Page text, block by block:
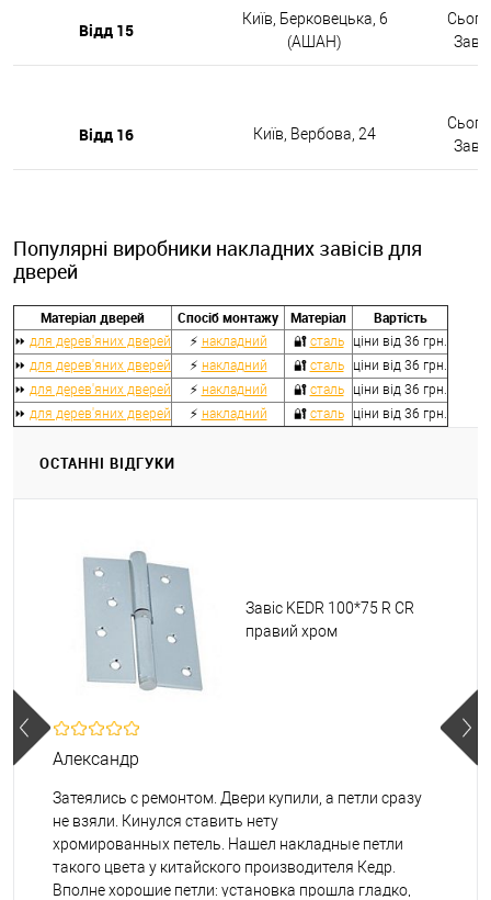
Відд 15
Київ, Берковецька, 6
(АШАН)
Відд 16 Київ, Вербова, 24
Популярні виробники накладних завісів для
дверей
Матеріал дверей Спосіб монтажу Матеріал Вартість
⏩ для дерев'яних дверей ⚡ накладний 🔐 сталь ціни від 36 грн.
⏩ для дерев'яних дверей ⚡ накладний 🔐 сталь ціни від 36 грн.
⏩ для дерев'яних дверей ⚡ накладний 🔐 сталь ціни від 36 грн.
⏩ для дерев'яних дверей ⚡ накладний 🔐 сталь ціни від 36 грн.
ОСТАННІ ВІДГУКИ
Завіс KEDR 100*75 R CR
правий хром
Александр
Затеялись с ремонтом. Двери купили, а петли сразу
не взяли. Кинулся ставить нету
хромированных петель. Нашел накладные петли
такого цвета у китайского производителя Кедр.
Вполне хорошие петли: установка прошла гладко,